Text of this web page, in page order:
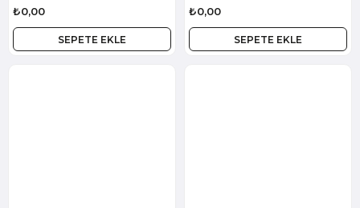
₺0,00
SEPETE EKLE
₺0,00
SEPETE EKLE